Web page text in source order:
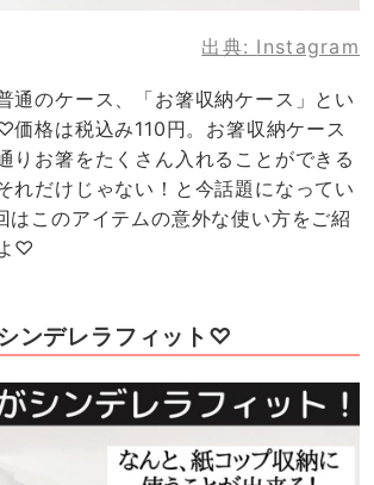
出典: Instagram
通のケース、「お箸収納ケース」とい
価格は税込み110円。お箸収納ケース
りお箸をたくさん入れることができる
れだけじゃない！と今話題になってい
はこのアイテムの意外な使い方をご紹
♡
ンデレラフィット♡